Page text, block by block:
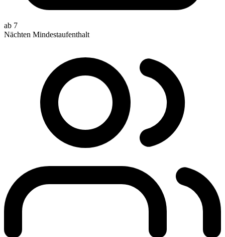
ab 7
Nächten Mindestaufenthalt